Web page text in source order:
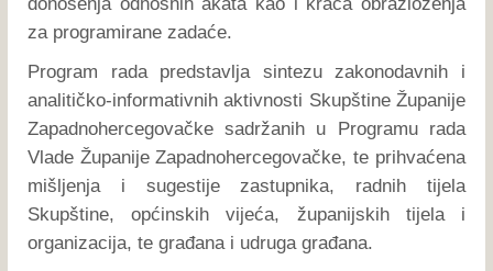
za programirane zadaće.
Program rada predstavlja sintezu zakonodavnih i
analitičko-informativnih aktivnosti Skupštine Županije
Zapadnohercegovačke sadržanih u Programu rada
Vlade Županije Zapadnohercegovačke, te prihvaćena
mišljenja i sugestije zastupnika, radnih tijela
Skupštine, općinskih vijeća, županijskih tijela i
organizacija, te građana i udruga građana.